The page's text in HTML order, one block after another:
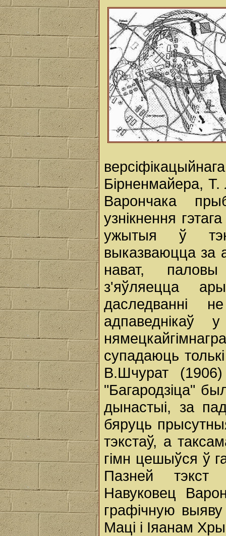
Бірненмайера,
Варончака
узнікнення
ужытыя ў
выказваюцца за
нават, паловы
з'яўляецца
даследванні
адпаведнікаў
супадаюць
В.Шчурат
"Багародзіца"
дынастыі, за
бяруць
тэкстаў, а
гімн цешыўся ў
Пазней тэкст
Навуковец
графічную
Маці і Іяанам